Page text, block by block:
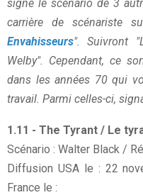
signe le scénario de 3
carrière de scénariste
Envahisseurs". Suivront
Welby". Cependant, ce
dans les années 70 qui
travail. Parmi celles-ci,
1.11 - The Tyrant / Le
Scénario : Walter Black /
Diffusion USA le : 22
France le :